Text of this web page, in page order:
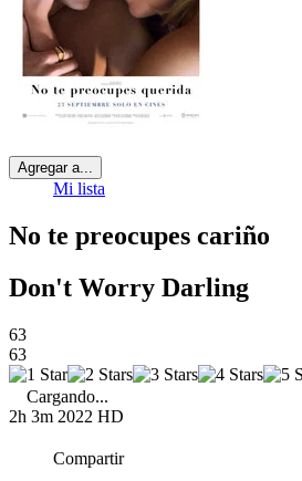
Agregar a...
Mi lista
No te preocupes cariño
Don't Worry Darling
63
63
Cargando...
2h 3m 2022 HD
Compartir